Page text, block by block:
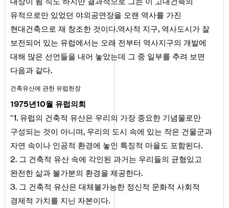
유적으로만 있었던 야외공연장을 오랜 역사를 가진
현대건축으로 재 창조한 것이다.역사적 지구, 역사도시가 잘
보전되어 있는 유럽에서는 오래 전부터 역사지구의 개발에
대해 많은 선언들을 내어 놓았는데 그 중 일부를 추려 보면
다음과 같다.
건축유산에 관한 유럽헌장
1975년10월 유럽의회
“1. 유럽의 건축적 유산은 우리의 가장 중요한 기념물로만
구성되는 것이 아니며, 우리의 도시 속에 있는 작은 건물군과
자연 속이나 인공적 환경에 놓인 특징적 마을도 포함된다.
2. 그 건축적 유산 속에 각인된 과거는 우리들의 균형있고
완전한 삶과 불가분의 환경을 제공한다.
3. 그 건축적 유산은 대체불가능한 정신적 문화적 사회적
경제적 가치를 지닌 자본이다.